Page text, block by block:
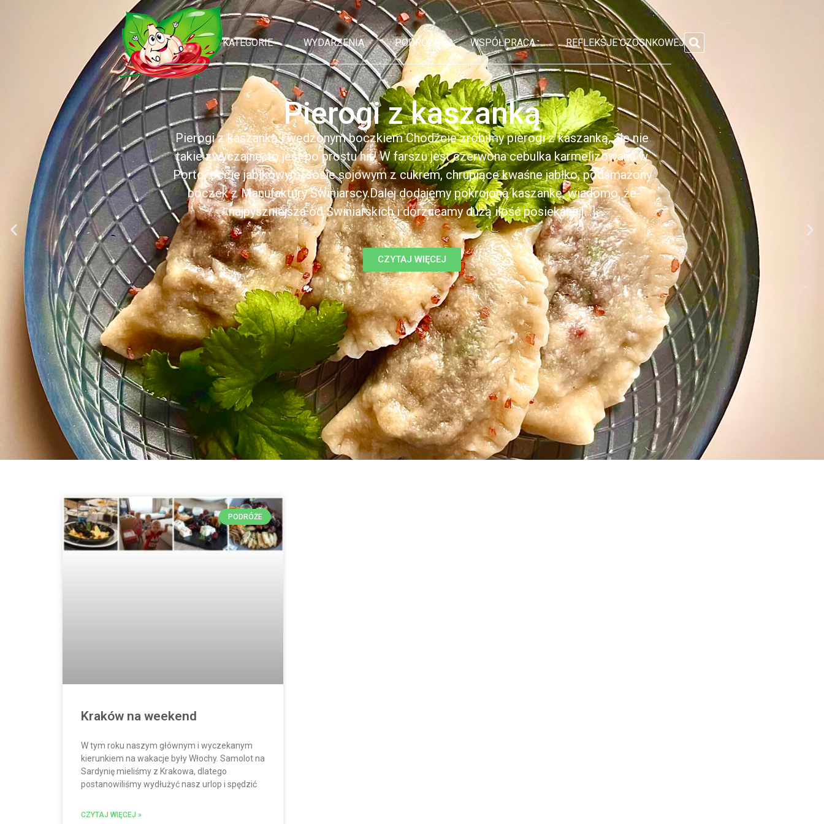
KATEGORIE WYDARZENIA PODRÓŻE WSPÓŁPRACA REFLEKSJE CZOSNKOWEJ
Pierogi z kaszanką
Pierogi z kaszanką i wędzonym boczkiem Chodźcie zrobimy pierogi z kaszanką, ale nie
takie zwyczajne, to jest po prostu hit! W farszu jest czerwona cebulka karmelizowana w
Porto, occie jabłkowym, sosie sojowym z cukrem, chrupiące kwaśne jabłko, podsmażony
boczek z Manufaktury Świniarscy.Dalej dodajemy pokrojoną kaszankę, wiadomo, że
najpyszniejsza od Świniarskich i dorzucamy dużą ilość posiekanej[...]
CZYTAJ WIĘCEJ
PODRÓŻE
Kraków na weekend
W tym roku naszym głównym i wyczekanym
kierunkiem na wakacje były Włochy. Samolot na
Sardynię mieliśmy z Krakowa, dlatego
postanowiliśmy wydłużyć nasz urlop i spędzić
CZYTAJ WIĘCEJ »